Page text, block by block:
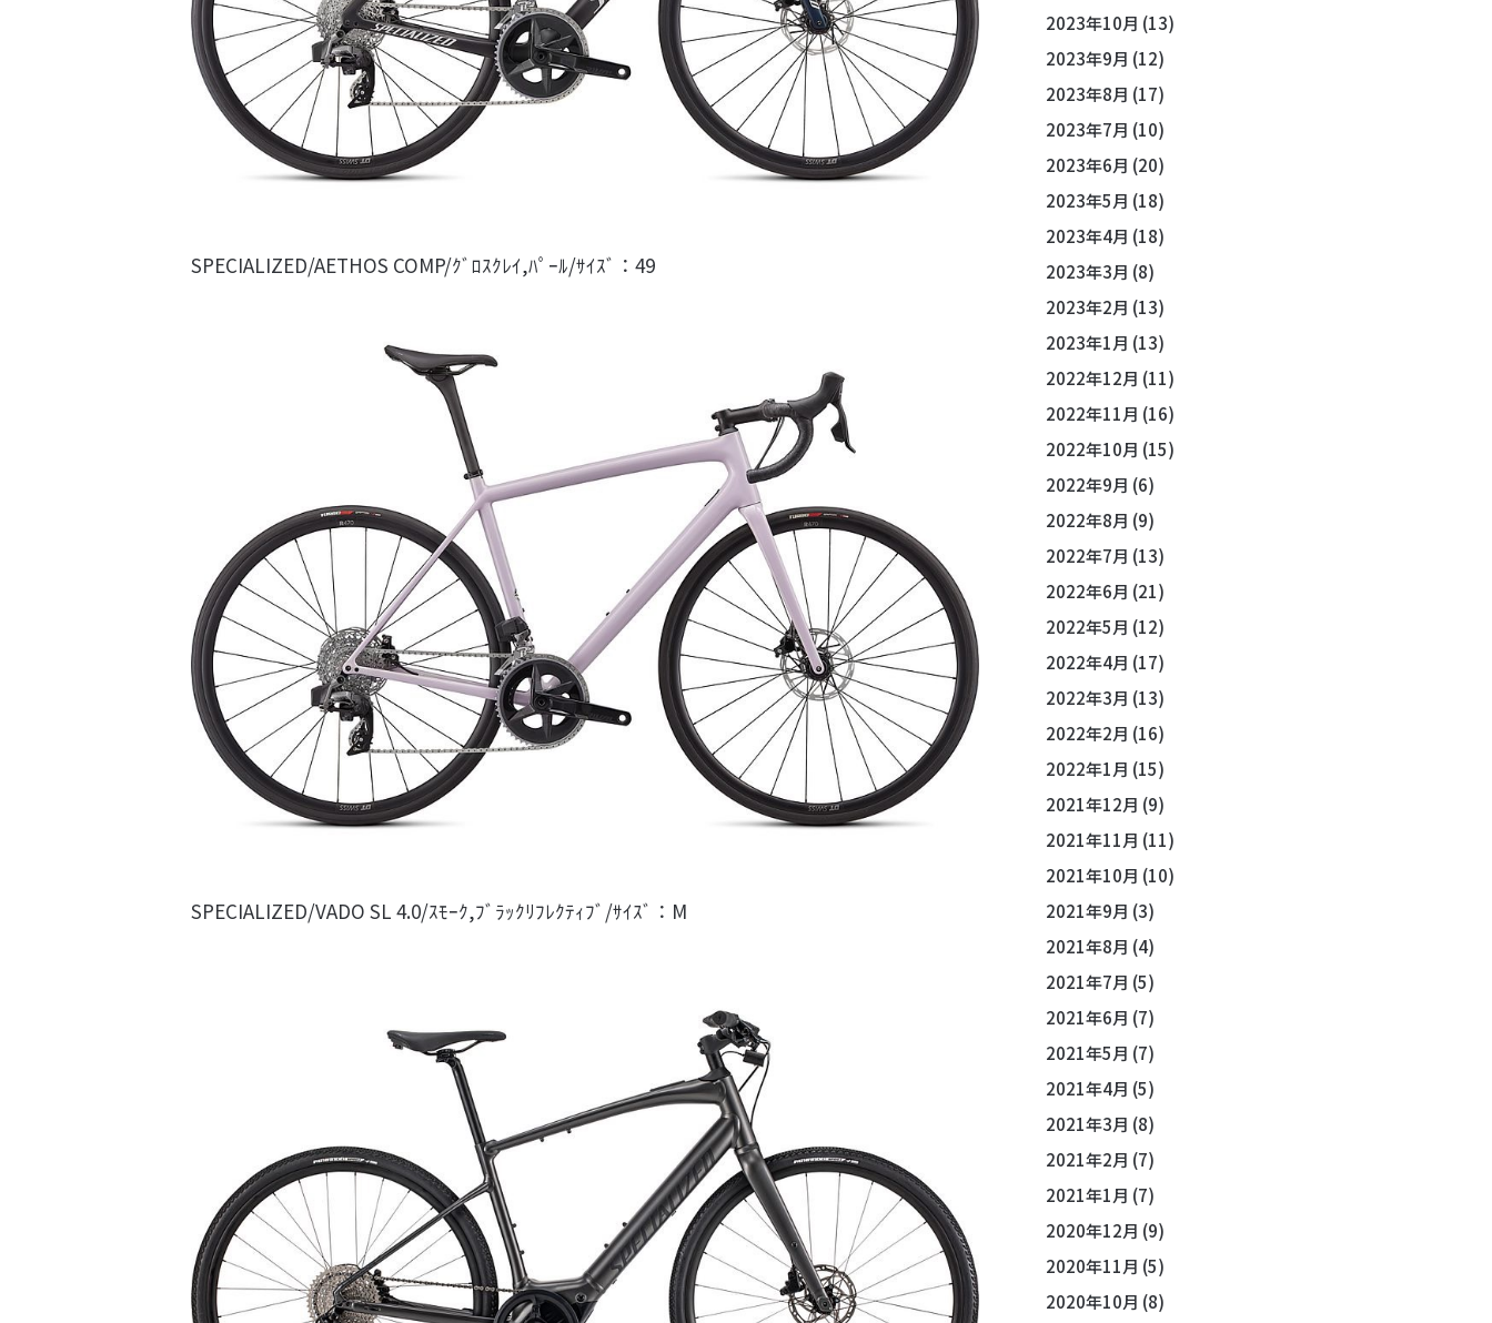
SPECIALIZED/AETHOS COMP/ｸﾞﾛｽｸﾚｲ,ﾊﾟｰﾙ/ｻｲｽﾞ：49
SPECIALIZED/VADO SL 4.0/ｽﾓｰｸ,ﾌﾞﾗｯｸﾘﾌﾚｸﾃｨﾌﾞ/ｻｲｽﾞ：M
2023年10月 (13)
2023年9月 (12)
2023年8月 (17)
2023年7月 (10)
2023年6月 (20)
2023年5月 (18)
2023年4月 (18)
2023年3月 (8)
2023年2月 (13)
2023年1月 (13)
2022年12月 (11)
2022年11月 (16)
2022年10月 (15)
2022年9月 (6)
2022年8月 (9)
2022年7月 (13)
2022年6月 (21)
2022年5月 (12)
2022年4月 (17)
2022年3月 (13)
2022年2月 (16)
2022年1月 (15)
2021年12月 (9)
2021年11月 (11)
2021年10月 (10)
2021年9月 (3)
2021年8月 (4)
2021年7月 (5)
2021年6月 (7)
2021年5月 (7)
2021年4月 (5)
2021年3月 (8)
2021年2月 (7)
2021年1月 (7)
2020年12月 (9)
2020年11月 (5)
2020年10月 (8)